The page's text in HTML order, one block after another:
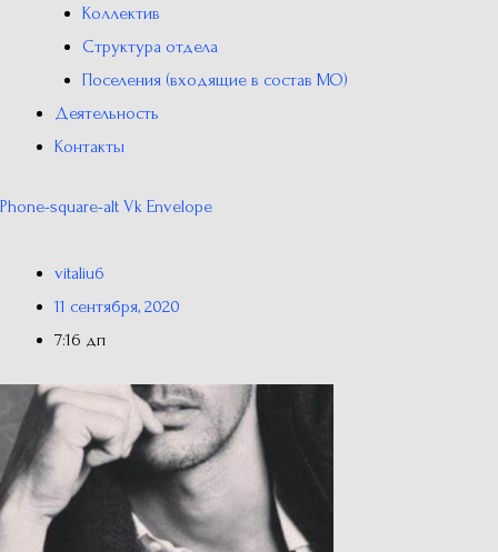
Коллектив
Структура отдела
Поселения (входящие в состав МО)
Деятельность
Контакты
Phone-square-alt Vk Envelope
vitaliu6
11 сентября, 2020
7:16 дп